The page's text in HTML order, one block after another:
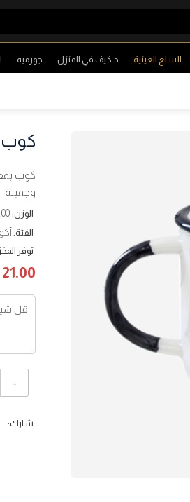
السلع العينية د.كيف في المنزل جورميه
كوب
كوب
وجميلة
الوزن:
الفئة:
توفر
21.00
-
شارك: